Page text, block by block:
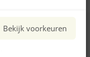
Bekijk voorkeuren